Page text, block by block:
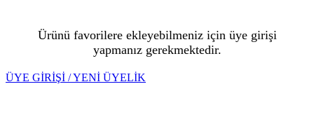
Ürünü favorilere ekleyebilmeniz için üye girişi
yapmanız gerekmektedir.
ÜYE GİRİŞİ / YENİ ÜYELİK